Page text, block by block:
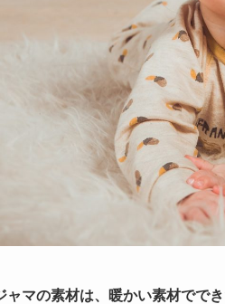
ャマの素材は、暖かい素材でで